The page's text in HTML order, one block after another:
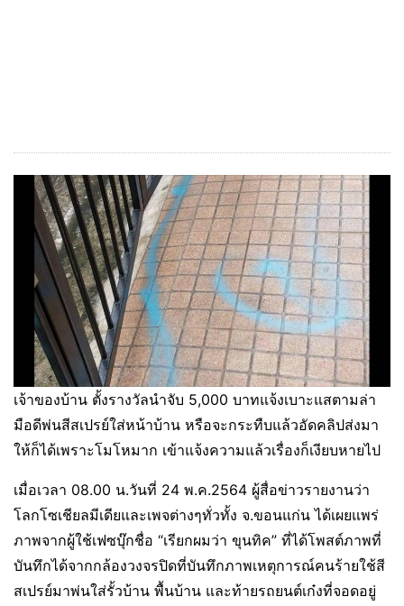
เจ้าของบ้าน ตั้งรางวัลนำจับ 5,000 บาทแจ้งเบาะแสตามล่า
มือดีพ่นสีสเปรย์ใส่หน้าบ้าน หรือจะกระทืบแล้วอัดคลิปส่งมา
ให้ก็ได้เพราะโมโหมาก เข้าแจ้งความแล้วเรื่องก็เงียบหายไป
เมื่อเวลา 08.00 น.วันที่ 24 พ.ค.2564 ผู้สื่อข่าวรายงานว่า
โลกโซเชียลมีเดียและเพจต่างๆทั่วทั้ง จ.ขอนแก่น ได้เผยแพร่
ภาพจากผู้ใช้เฟซบุ๊กชื่อ “เรียกผมว่า ขุนทิค” ที่ได้โพสต์ภาพที่
บันทึกได้จากกล้องวงจรปิดที่บันทึกภาพเหตุการณ์คนร้ายใช้สี
สเปรย์มาพ่นใส่รั้วบ้าน พื้นบ้าน และท้ายรถยนต์เก๋งที่จอดอยู่